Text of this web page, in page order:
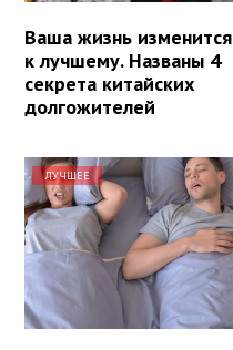
Ваша жизнь изменится
к лучшему. Названы 4
секрета китайских
долгожителей
ЛУЧШЕЕ